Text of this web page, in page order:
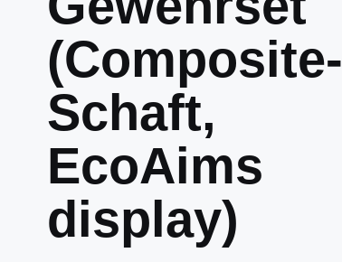
(Composite-
Schaft,
EcoAims
display)